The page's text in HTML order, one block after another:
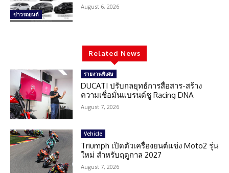
ข่าวรถยนต์
August 6, 2026
Related News
รายงานพิเศษ
DUCATI ปรับกลยุทธ์การสื่อสาร-สร้าง
ความเชื่อมั่นแบรนด์ชู Racing DNA
August 7, 2026
Vehicle
Triumph เปิดตัวเครื่องยนต์แข่ง Moto2 รุ่น
ใหม่ สำหรับฤดูกาล 2027
August 7, 2026